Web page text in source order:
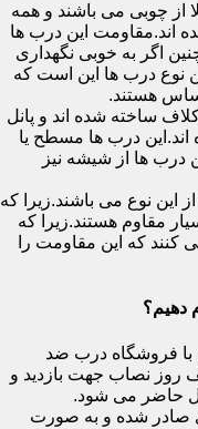
از چوبی می باشند و همه
این درب ها
اگر به خوبی نگهداری
نوع درب ها این است که
هستند.
ساخته شده اند و پانل
اند.این درب ها مسطح یا
درب ها از شیشه نیز
نوع می باشند.زیرا که
مقاوم هستند.زیرا که
که این مقاومت را
دهیم؟
با فروشگاه درب ضد
روز نصاب جهت بازدید و
حاضر می شود.
صادر شده و به صورت